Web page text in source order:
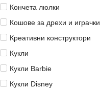
Кончета люлки
Кошове за дрехи и играчки
Креативни конструктори
Кукли
Кукли Barbie
Кукли Disney